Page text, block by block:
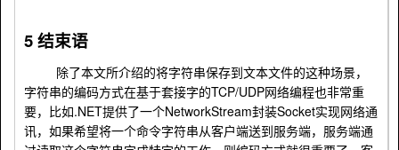
5 结束语
除了本文所介绍的将字符串保存到文本文件的这种场景，
字符串的编码方式在基于套接字的TCP/UDP网络编程也非常重
要，比如 .NET提供了一个NetworkStream封装Socket实现网络通
讯，如果希望将一个命令字符串从客户端送到服务端，服务端通